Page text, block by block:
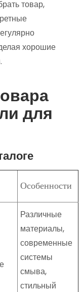
товар,
хорошие
для
Особенности
Различные
материалы,
современные
системы
смыва,
стильный